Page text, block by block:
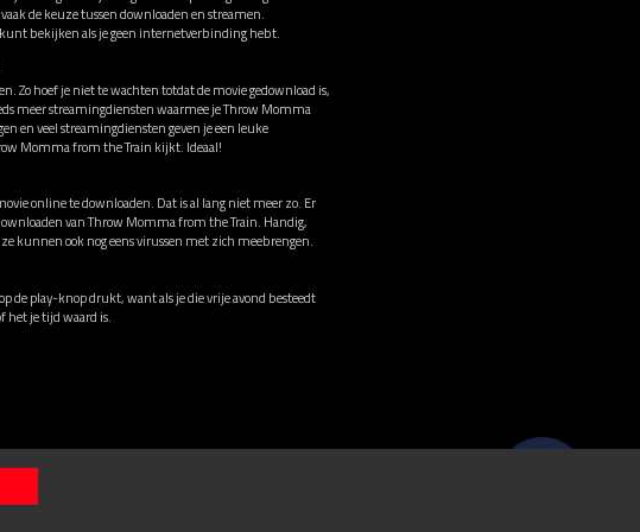
de keuze tussen downloaden en streamen.
bekijken als je geen internetverbinding hebt.
Zo hoef je niet te wachten totdat de movie gedownload is,
meer streamingdiensten waarmee je Throw Momma
en veel streamingdiensten geven je een leuke
Momma from the Train kijkt. Ideaal!
online te downloaden. Dat is al lang niet meer zo. Er
van Throw Momma from the Train. Handig,
kunnen ook nog eens virussen met zich meebrengen.
de play-knop drukt, want als je die vrije avond besteedt
het je tijd waard is.